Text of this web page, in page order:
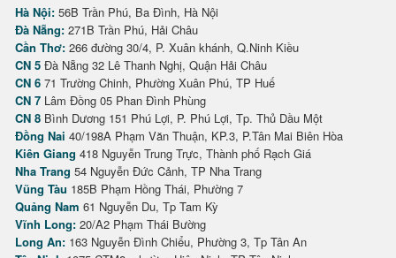
Hà Nội: 56B Trần Phú, Ba Đình, Hà Nội
Đà Nẵng: 271B Trần Phú, Hải Châu
Cần Thơ: 266 đường 30/4, P. Xuân khánh, Q.Ninh Kiều
CN 5 Đà Nẵng 32 Lê Thanh Nghị, Quận Hải Châu
CN 6 71 Trường Chinh, Phường Xuân Phú, TP Huế
CN 7 Lâm Đồng 05 Phan Đình Phùng
CN 8 Bình Dương 151 Phú Lợi, P. Phú Lợi, Tp. Thủ Dầu Một
Đồng Nai 40/198A Phạm Văn Thuận, KP.3, P.Tân Mai Biên Hòa
Kiên Giang 418 Nguyễn Trung Trực, Thành phố Rạch Giá
Nha Trang 54 Nguyễn Đức Cảnh, TP Nha Trang
Vũng Tàu 185B Phạm Hồng Thái, Phường 7
Quảng Nam 61 Nguyễn Du, Tp Tam Kỳ
Vĩnh Long: 20/A2 Phạm Thái Bường
Long An: 163 Nguyễn Đình Chiểu, Phường 3, Tp Tân An